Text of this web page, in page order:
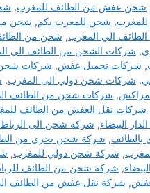
شحن عفش من الطائف للمغرب, شحن
, شحن للمغرب بكم, شحن من
الي المغرب, شحن من
, شركات الشحن من الطائف الى
, شركات تحميل عفش, شركات شحن
, شركات شحن دولي الى المغرب,
, شركات شحن من الطائف
شركات نقل العفش من الطائف
البيضاء, شركة شحن الى الرباط
, شركة شحن بحري من
, شركة شحن دولي للمغرب,
, شركة شحن من الطائف
, شركة نقل عفش من الطائف